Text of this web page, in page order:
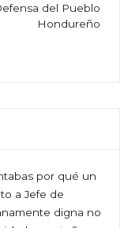
del Pueblo
Hondureño
por qué un
a Jefe de
digna no